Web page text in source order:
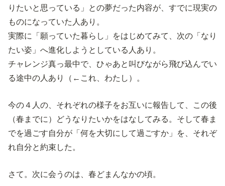
りたいと思っている」との夢だった内容が、すでに現実の
ものになっていた人あり。
実際に「願っていた暮らし」をはじめてみて、次の「なり
たい姿」へ進化しようとしている人あり。
チャレンジ真っ最中で、ひゃあと叫びながら飛び込んでい
る途中の人あり（←これ、わたし）。
今の４人の、それぞれの様子をお互いに報告して、この後
（春までに）どうなりたいかをはなしてみる。そして春ま
でを過ごす自分が「何を大切にして過ごすか」を、それぞ
れ自分と約束した。
さて。次に会うのは、春どまんなかの頃。